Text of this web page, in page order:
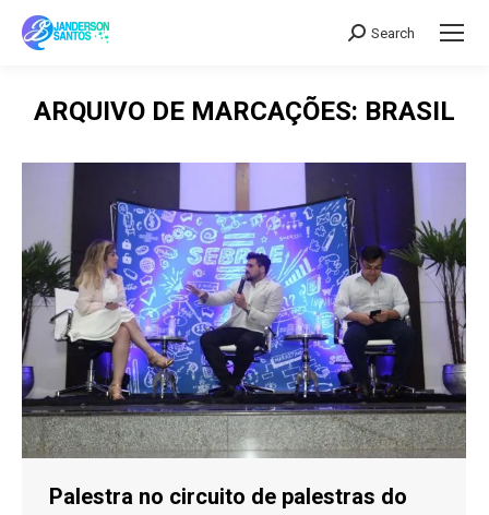
Search:
Search
ARQUIVO DE MARCAÇÕES: BRASIL
Palestra no circuito de palestras do